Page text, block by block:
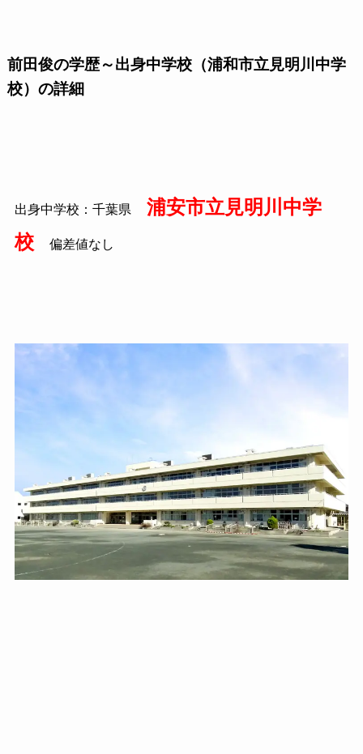
前田俊の学歴～出身中学校（浦和市立見明川中学
校）の詳細
出身中学校：千葉県
浦安市立見明川中学
校
偏差値なし